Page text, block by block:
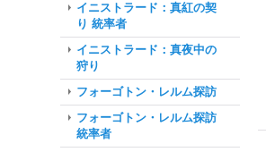
イニストラード：真紅の契
り 統率者
イニストラード：真夜中の
狩り
フォーゴトン・レルム探訪
フォーゴトン・レルム探訪
統率者